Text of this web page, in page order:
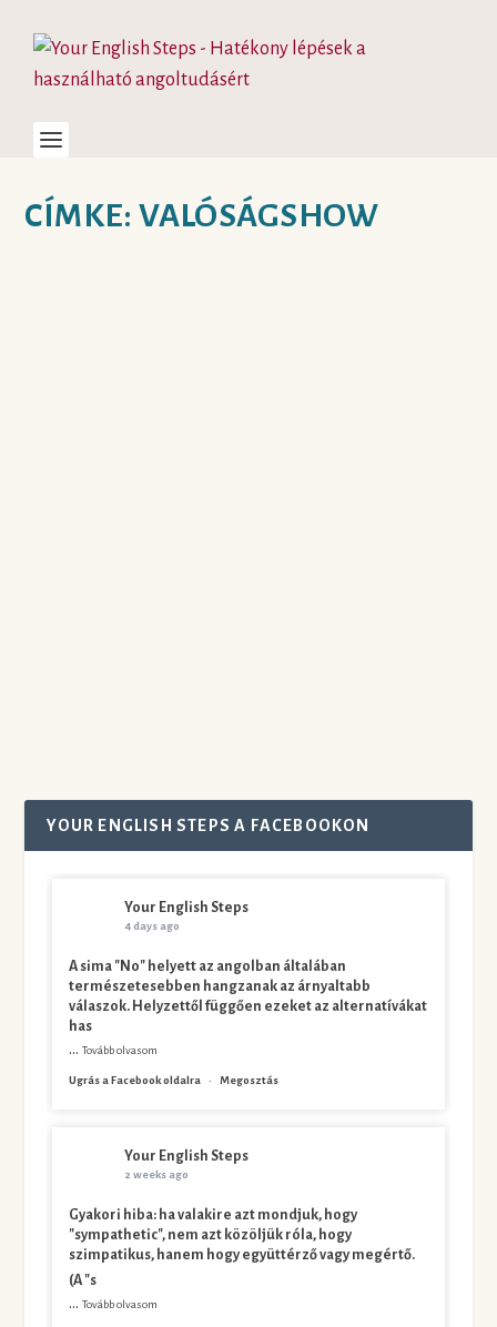
CÍMKE: VALÓSÁGSHOW
YOUR ENGLISH STEPS A FACEBOOKON
Your English Steps
4 days ago
A sima "No" helyett az angolban általában
természetesebben hangzanak az árnyaltabb
válaszok. Helyzettől függően ezeket az alternatívákat
has
...Tovább olvasom
Ugrás a Facebook oldalra · Megosztás
Your English Steps
2 weeks ago
Gyakori hiba: ha valakire azt mondjuk, hogy
"sympathetic", nem azt közöljük róla, hogy
szimpatikus, hanem hogy együttérző vagy megértő.
(A "s
...Tovább olvasom